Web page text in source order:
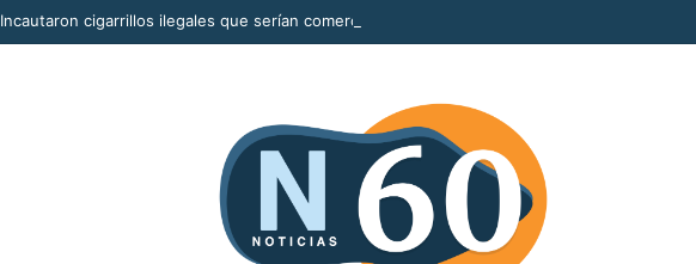
Incautaron cigarrillos ilegales que serían comercializados durante la Feria de las Flores